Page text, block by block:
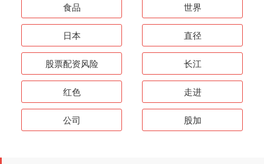
食品 世界
日本 直径
股票配资风险 长江
红色 走进
公司 股加